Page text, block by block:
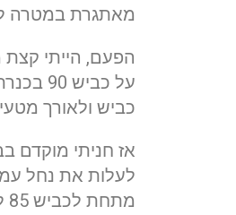
מאתגרת במטרה
הפעם, הייתי קצת
על
כביש ולאורך
אז חניתי מוקדם
לעלות את נחל
מתחת לכביש 85 לחניון נחל עמוד תחתון.